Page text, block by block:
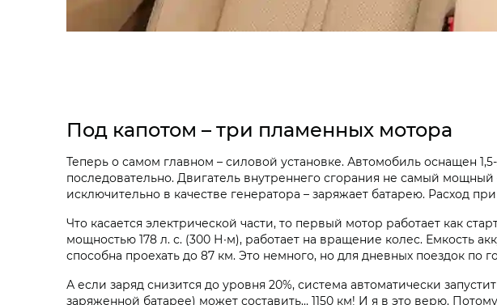
Под капотом – три пламенных мотора
Теперь о самом главном – силовой установке. Автомобиль оснащен
последовательно. Двигатель внутреннего сгорания не самый мощный
исключительно в качестве генератора – заряжает батарею. Расход
Что касается электрической части, то первый мотор работает как
мощностью 178 л. с. (300 Н∙м), работает на вращение колес. Емкость
способна проехать до 87 км. Это немного, но для дневных поездок по
А если заряд снизится до уровня 20%, система автоматически
заряженной батарее) может составить… 1150 км! И я в это верю.